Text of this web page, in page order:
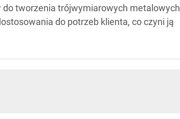
tworzenia trójwymiarowych metalowych
do potrzeb klienta, co czyni ją